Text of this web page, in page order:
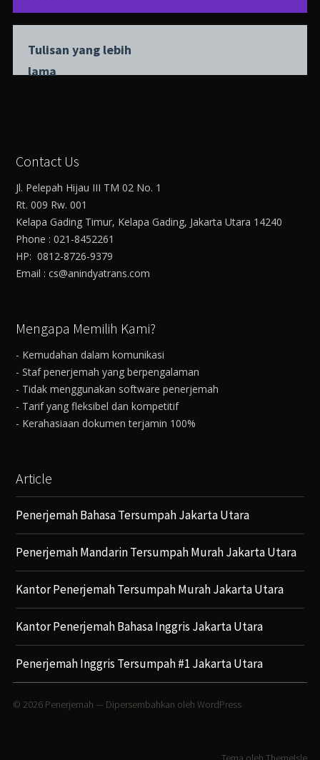
Tulisan yang lebih
lama
Contact Us
Jl. Pelepah Hijau III TM 02 No. 1
Rt. 009 Rw. 001
Kelapa Gading Timur, Kelapa Gading, Jakarta Utara 14240
Phone : 021-8452261
HP: 0812-8726-9379
Email : cs@anindyatrans.com
Mengapa Memilih Kami?
- Kemudahan dalam komunikasi
- Staf penerjemah yang berpengalaman
- Tidak menggunakan software penerjemah
- Tarif yang fleksibel dan kompetitif
- Kerahasiaan dokumen terjamin 100%
Article
Penerjemah Bahasa Tersumpah Jakarta Utara
Penerjemah Mandarin Tersumpah Murah Jakarta Utara
Kantor Penerjemah Tersumpah Murah Jakarta Utara
Kantor Penerjemah Bahasa Inggris Jakarta Utara
Penerjemah Inggris Tersumpah #1 Jakarta Utara
© 2026 Penerjemah — Dipersembahkan oleh WordPress